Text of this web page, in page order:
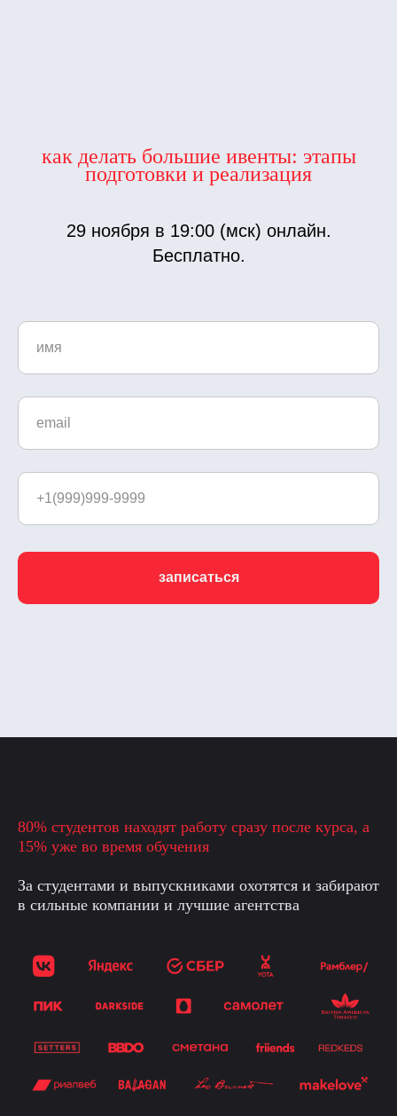
как делать большие ивенты: этапы
подготовки и реализация
29 ноября в 19:00 (мск) онлайн.
Бесплатно.
записаться
80% студентов находят работу сразу после курса, а
15% уже во время обучения
За студентами и выпускниками охотятся и забирают
в сильные компании и лучшие агентства